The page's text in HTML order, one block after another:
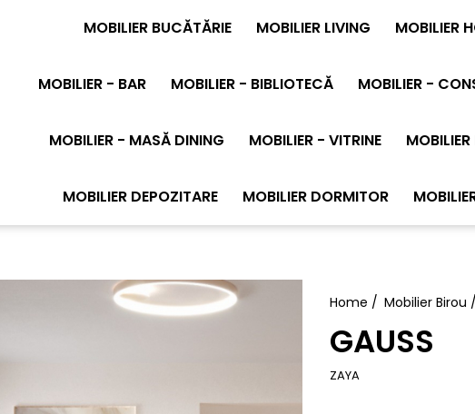
MOBILIER BUCĂTĂRIE MOBILIER LIVING MOBILIER
MOBILIER - BAR MOBILIER - BIBLIOTECĂ MOBILIER -
MOBILIER - MASĂ DINING MOBILIER - VITRINE
MOBILIER DEPOZITARE MOBILIER DORMITOR
Home / Mobilier Birou /
GAUSS
ZAYA